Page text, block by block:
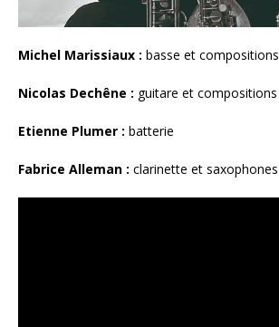
Michel Marissiaux : basse et compositions
Nicolas Dechêne : guitare et compositions
Etienne Plumer : batterie
Fabrice Alleman : clarinette et saxophones